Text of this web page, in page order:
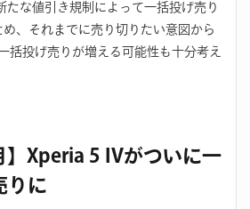
たな値引き規制によって一括投げ売り
、それまでに売り切りたい意図から
括投げ売りが増える可能性も十分考え
】Xperia 5 IVがついに一
りに